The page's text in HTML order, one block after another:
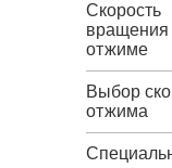
Скорость
вращения
отжиме
Выбор
отжима